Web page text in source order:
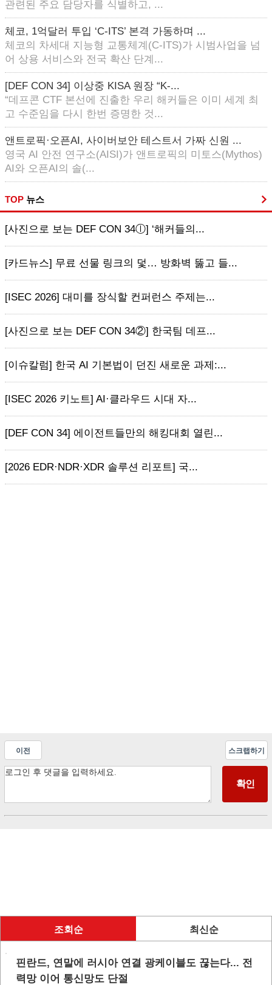
관련된 주요 담당자를 식별하고, ...
체코, 1억달러 투입 ‘C-ITS’ 본격 가동하며 ...
체코의 차세대 지능형 교통체계(C-ITS)가 시범사업을 넘
어 상용 서비스와 전국 확산 단계...
[DEF CON 34] 이상중 KISA 원장 “K-...
“데프콘 CTF 본선에 진출한 우리 해커들은 이미 세계 최
고 수준임을 다시 한번 증명한 것...
앤트로픽·오픈AI, 사이버보안 테스트서 가짜 신원 ...
영국 AI 안전 연구소(AISI)가 앤트로픽의 미토스(Mythos)
AI와 오픈AI의 솔(...
TOP 뉴스
[사진으로 보는 DEF CON 34ⓛ] ‘해커들의...
[카드뉴스] 무료 선물 링크의 덫… 방화벽 뚫고 들...
[ISEC 2026] 대미를 장식할 컨퍼런스 주제는...
[사진으로 보는 DEF CON 34②] 한국팀 데프...
[이슈칼럼] 한국 AI 기본법이 던진 새로운 과제:...
[ISEC 2026 키노트] AI·클라우드 시대 자...
[DEF CON 34] 에이전트들만의 해킹대회 열린...
[2026 EDR·NDR·XDR 솔루션 리포트] 국...
이전 스크랩하기
조회순 최신순
핀란드, 연말에 러시아 연결 광케이블도 끊는다... 전
력망 이어 통신망도 단절